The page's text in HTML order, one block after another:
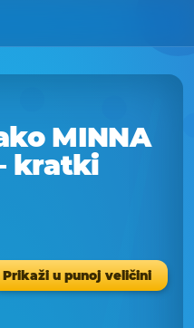
MINNA
kratki
Prikaži u punoj veličini